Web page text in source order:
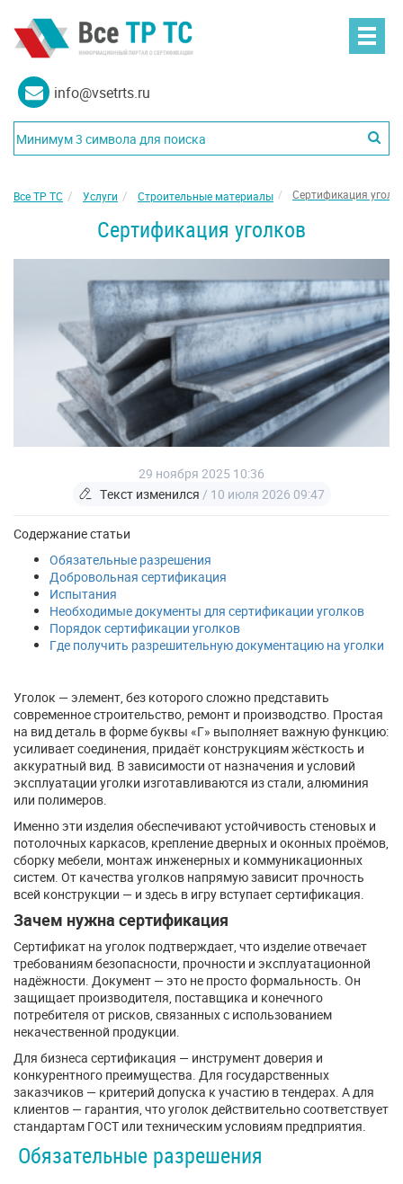
info@vsetrts.ru
Все ТР ТС Услуги Строительные материалы Сертификация
Сертификация уголков
29 ноября 2025 10:36
Текст изменился / 10 июля 2026 09:47
Содержание статьи
Обязательные разрешения
Добровольная сертификация
Испытания
Необходимые документы для сертификации уголков
Порядок сертификации уголков
Где получить разрешительную документацию на уголки
Уголок — элемент, без которого сложно представить
современное строительство, ремонт и производство. Простая
на вид деталь в форме буквы «Г» выполняет важную функцию:
усиливает соединения, придаёт конструкциям жёсткость и
аккуратный вид. В зависимости от назначения и условий
эксплуатации уголки изготавливаются из стали, алюминия
или полимеров.
Именно эти изделия обеспечивают устойчивость стеновых и
потолочных каркасов, крепление дверных и оконных проёмов,
сборку мебели, монтаж инженерных и коммуникационных
систем. От качества уголков напрямую зависит прочность
всей конструкции — и здесь в игру вступает сертификация.
Зачем нужна сертификация
Сертификат на уголок подтверждает, что изделие отвечает
требованиям безопасности, прочности и эксплуатационной
надёжности. Документ — это не просто формальность. Он
защищает производителя, поставщика и конечного
потребителя от рисков, связанных с использованием
некачественной продукции.
Для бизнеса сертификация — инструмент доверия и
конкурентного преимущества. Для государственных
заказчиков — критерий допуска к участию в тендерах. А для
клиентов — гарантия, что уголок действительно соответствует
стандартам ГОСТ или техническим условиям предприятия.
Обязательные разрешения